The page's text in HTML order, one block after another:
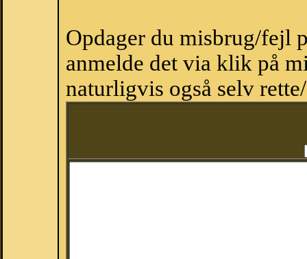
Opdager du misbrug/fejl
anmelde det via klik på
naturligvis også selv